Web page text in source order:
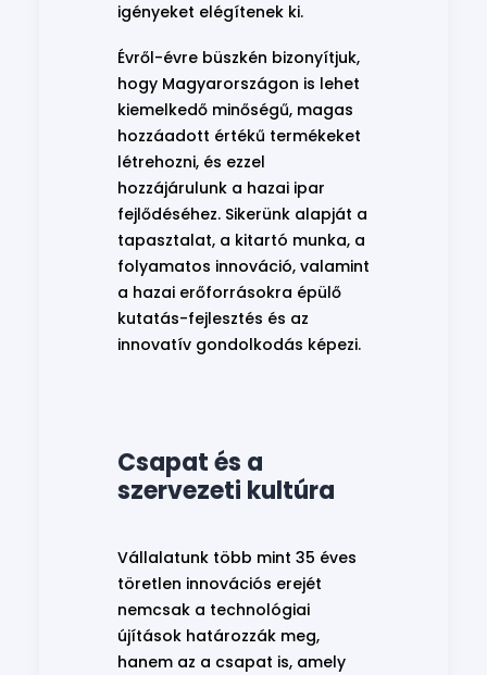
igényeket elégítenek ki.
Évről-évre büszkén bizonyítjuk,
hogy Magyarországon is lehet
kiemelkedő minőségű, magas
hozzáadott értékű termékeket
létrehozni, és ezzel
hozzájárulunk a hazai ipar
fejlődéséhez. Sikerünk alapját a
tapasztalat, a kitartó munka, a
folyamatos innováció, valamint
a hazai erőforrásokra épülő
kutatás-fejlesztés és az
innovatív gondolkodás képezi.
Csapat és a
szervezeti kultúra
Vállalatunk több mint 35 éves
töretlen innovációs erejét
nemcsak a technológiai
újítások határozzák meg,
hanem az a csapat is, amely